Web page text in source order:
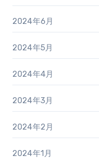
2024年6月
2024年5月
2024年4月
2024年3月
2024年2月
2024年1月